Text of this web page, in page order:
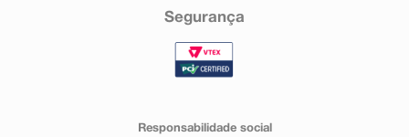
Segurança
Responsabilidade social